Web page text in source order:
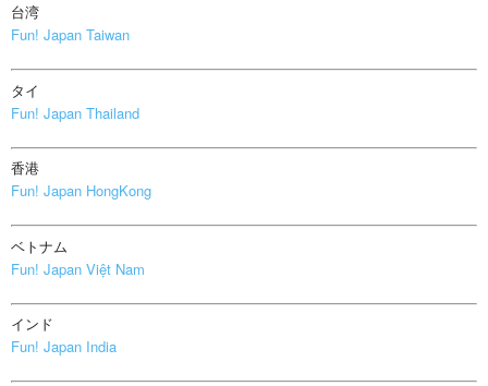
台湾
Fun! Japan Taiwan
タイ
Fun! Japan Thailand
香港
Fun! Japan HongKong
ベトナム
Fun! Japan Việt Nam
インド
Fun! Japan India